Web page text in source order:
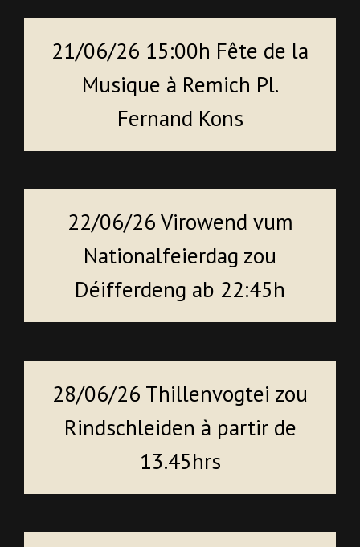
21/06/26 15:00h Fête de la
Musique à Remich Pl.
Fernand Kons
22/06/26 Virowend vum
Nationalfeierdag zou
Déifferdeng ab 22:45h
28/06/26 Thillenvogtei zou
Rindschleiden à partir de
13.45hrs